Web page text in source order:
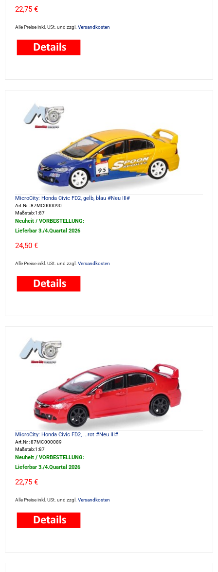
22,75 €
Alle Preise inkl. USt. und zzgl. Versandkosten
MicroCity: Honda Civic FD2, gelb, blau #Neu III#
Art.Nr.: 87MC000090
Maßstab:1:87
Neuheit / VORBESTELLUNG:
Lieferbar 3./4.Quartal 2026
24,50 €
Alle Preise inkl. USt. und zzgl. Versandkosten
MicroCity: Honda Civic FD2, ...rot #Neu III#
Art.Nr.: 87MC000089
Maßstab:1:87
Neuheit / VORBESTELLUNG:
Lieferbar 3./4.Quartal 2026
22,75 €
Alle Preise inkl. USt. und zzgl. Versandkosten